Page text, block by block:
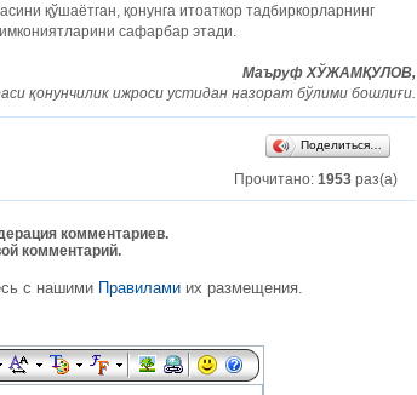
қўшаётган, қонунга итоаткор тадбиркорларнинг
сафарбар этади.
Маъруф ХЎЖАМҚУЛОВ,
қонунчилик ижроси устидан назорат бўлими бошлиғи.
Поделиться…
Прочитано: 1953 раз(а)
комментариев.
комментарий.
с нашими Правилами их размещения.